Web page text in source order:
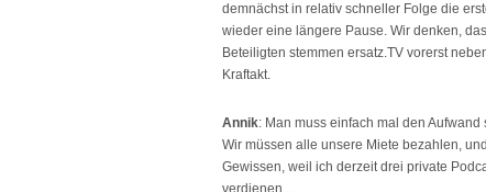
demnächst in relativ schneller Folge die
wieder eine längere Pause. Wir denken,
Beteiligten stemmen ersatz.TV vorerst
Kraftakt.
Annik: Man muss einfach mal den
Wir müssen alle unsere Miete bezahlen,
Gewissen, weil ich derzeit drei private
verdienen…